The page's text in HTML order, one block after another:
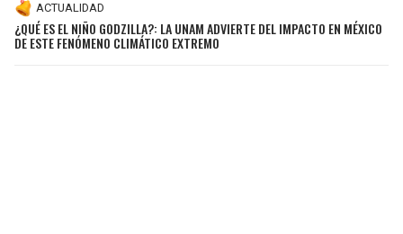
ACTUALIDAD
¿QUÉ ES EL NIÑO GODZILLA?: LA UNAM ADVIERTE DEL IMPACTO EN MÉXICO
DE ESTE FENÓMENO CLIMÁTICO EXTREMO